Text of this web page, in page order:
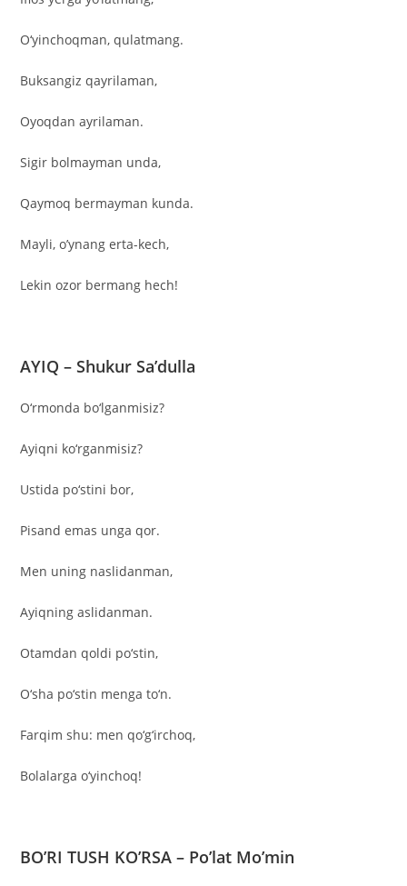
O‘yinchoqman, qulatmang.
Buksangiz qayrilaman,
Oyoqdan ayrilaman.
Sigir bolmayman unda,
Qaymoq bermayman kunda.
Mayli, o’ynang erta-kech,
Lekin ozor bermang hech!
AYIQ – Shukur Sa’dulla
O‘rmonda bo‘lganmisiz?
Ayiqni ko‘rganmisiz?
Ustida po‘stini bor,
Pisand emas unga qor.
Men uning naslidanman,
Ayiqning aslidanman.
Otamdan qoldi po‘stin,
O‘sha po‘stin menga to‘n.
Farqim shu: men qo‘g‘irchoq,
Bolalarga o‘yinchoq!
BO’RI TUSH KO’RSA – Po’lat Mo’min